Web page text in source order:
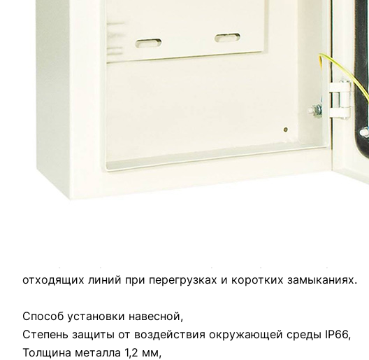
Все товары TDM ELECTRICВсе товары категории
Описание
Щиты учета предназначены для приема и учёта
отходящих линий при перегрузках и коротких замыканиях.
Способ установки навесной,
Степень защиты от воздействия окружающей среды IP66,
Толщина металла 1,2 мм,